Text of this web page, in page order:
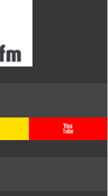
youtube